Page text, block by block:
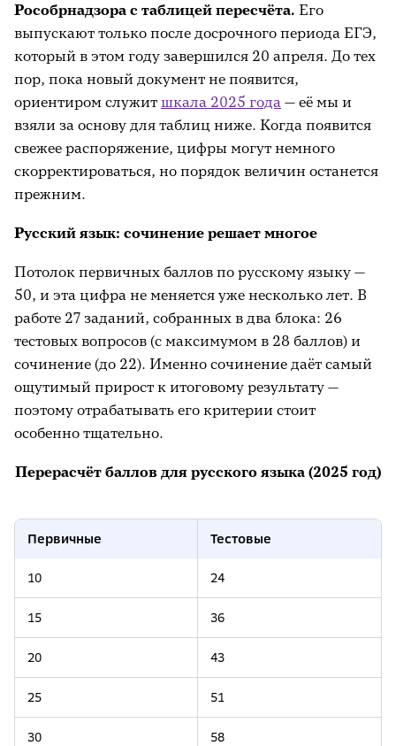
Рособрнадзора с таблицей пересчёта. Его
выпускают только после досрочного периода ЕГЭ,
который в этом году завершился 20 апреля. До тех
пор, пока новый документ не появится,
ориентиром служит шкала 2025 года — её мы и
взяли за основу для таблиц ниже. Когда появится
свежее распоряжение, цифры могут немного
скорректироваться, но порядок величин останется
прежним.
Русский язык: сочинение решает многое
Потолок первичных баллов по русскому языку —
50, и эта цифра не меняется уже несколько лет. В
работе 27 заданий, собранных в два блока: 26
тестовых вопросов (с максимумом в 28 баллов) и
сочинение (до 22). Именно сочинение даёт самый
ощутимый прирост к итоговому результату —
поэтому отрабатывать его критерии стоит
особенно тщательно.
Перерасчёт баллов для русского языка (2025 год)
Первичные Тестовые
10 24
15 36
20 43
25 51
30 58